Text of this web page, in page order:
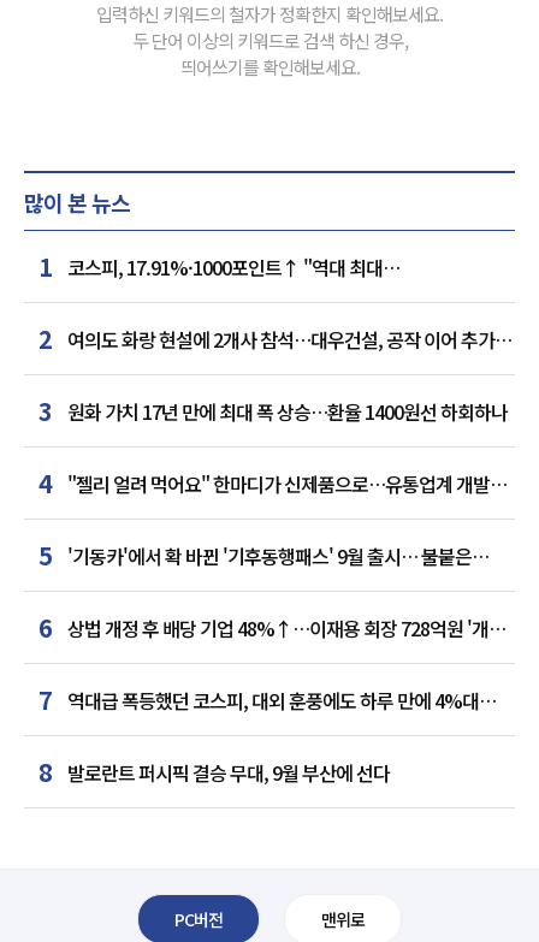
입력하신 키워드의 철자가 정확한지 확인해보세요.
두 단어 이상의 키워드로 검색 하신 경우,
띄어쓰기를 확인해보세요.
많이 본 뉴스
1 코스피, 17.91%·1000포인트↑ "역대 최대
상승률"…'삼전닉스' 동반 상한가
2 여의도 화랑 현설에 2개사 참석…대우건설, 공작 이어 추가
거점 확보하나
3 원화 가치 17년 만에 최대 폭 상승…환율 1400원선 하회하나
4 "젤리 얼려 먹어요" 한마디가 신제품으로…유통업계 개발실
된 SNS
5 '기동카'에서 확 바뀐 '기후동행패스' 9월 출시… 불붙은
카드사 경쟁
6 상법 개정 후 배당 기업 48%↑…이재용 회장 728억원 '개인
최다'
7 역대급 폭등했던 코스피, 대외 훈풍에도 하루 만에 4%대
급락
8 발로란트 퍼시픽 결승 무대, 9월 부산에 선다
PC버전 맨위로